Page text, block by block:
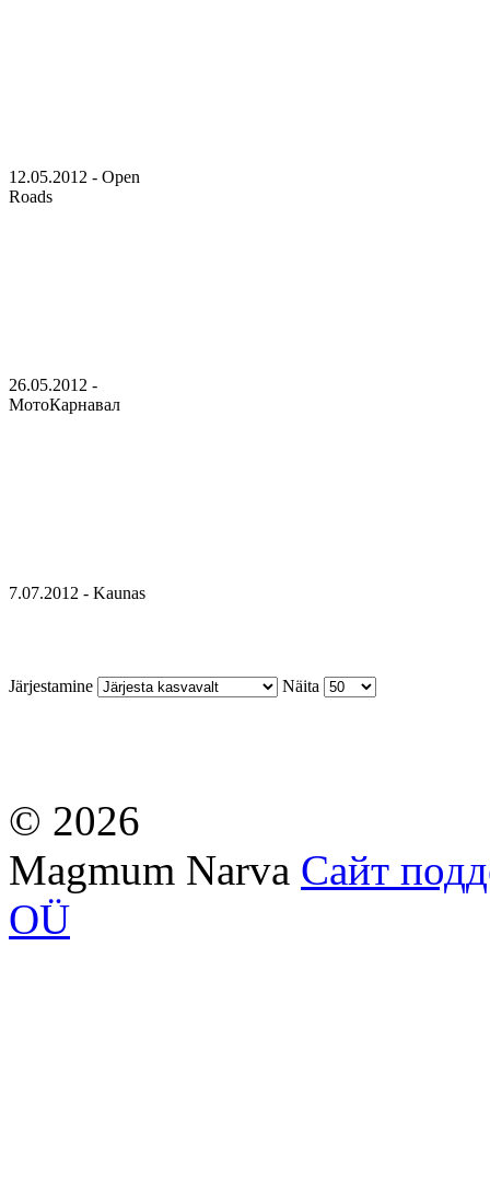
12.05.2012 - Open
Roads
26.05.2012 -
МотоКарнавал
7.07.2012 - Kaunas
Järjestamine Näita
© 2026
Magmum Narva Сайт
OÜ